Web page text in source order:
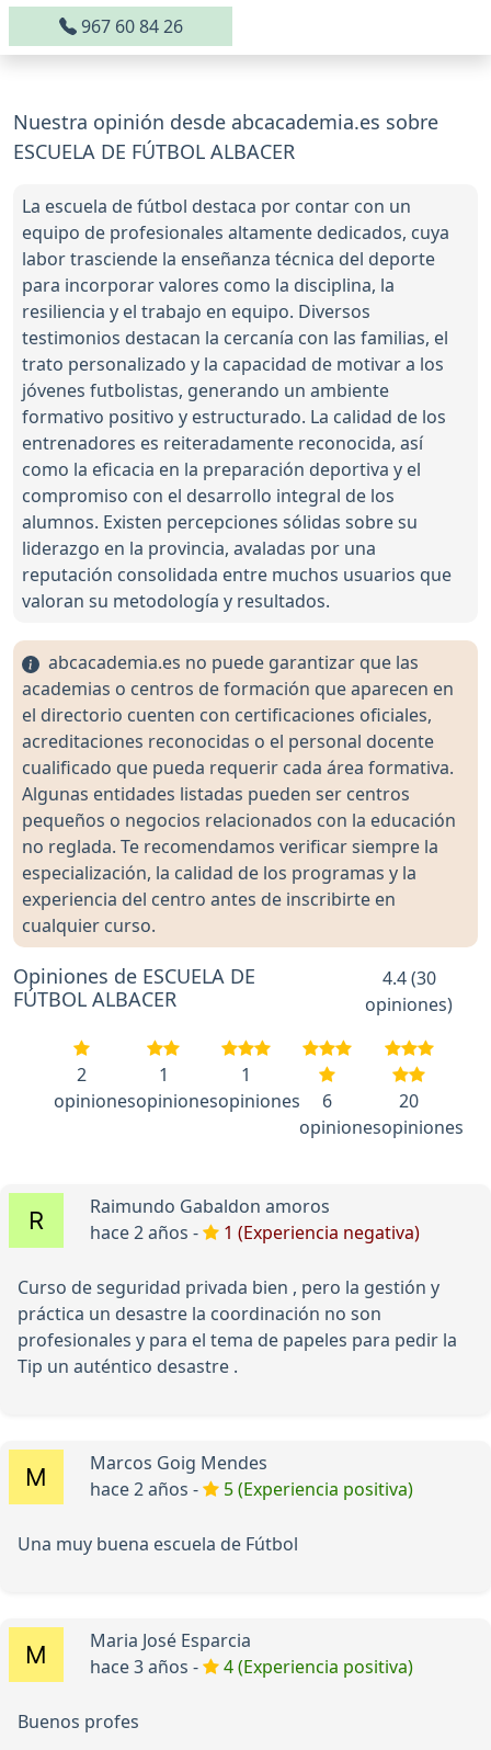
967 60 84 26
Nuestra opinión desde abcacademia.es sobre
ESCUELA DE FÚTBOL ALBACER
La escuela de fútbol destaca por contar con un
equipo de profesionales altamente dedicados, cuya
labor trasciende la enseñanza técnica del deporte
para incorporar valores como la disciplina, la
resiliencia y el trabajo en equipo. Diversos
testimonios destacan la cercanía con las familias, el
trato personalizado y la capacidad de motivar a los
jóvenes futbolistas, generando un ambiente
formativo positivo y estructurado. La calidad de los
entrenadores es reiteradamente reconocida, así
como la eficacia en la preparación deportiva y el
compromiso con el desarrollo integral de los
alumnos. Existen percepciones sólidas sobre su
liderazgo en la provincia, avaladas por una
reputación consolidada entre muchos usuarios que
valoran su metodología y resultados.
abcacademia.es no puede garantizar que las
academias o centros de formación que aparecen en
el directorio cuenten con certificaciones oficiales,
acreditaciones reconocidas o el personal docente
cualificado que pueda requerir cada área formativa.
Algunas entidades listadas pueden ser centros
pequeños o negocios relacionados con la educación
no reglada. Te recomendamos verificar siempre la
especialización, la calidad de los programas y la
experiencia del centro antes de inscribirte en
cualquier curso.
Opiniones de ESCUELA DE
FÚTBOL ALBACER
4.4 (30
opiniones)
2
opiniones
1
opiniones
1
opiniones
6
opiniones
20
opiniones
Raimundo Gabaldon amoros
hace 2 años -
1 (Experiencia negativa)
Curso de seguridad privada bien , pero la gestión y
práctica un desastre la coordinación no son
profesionales y para el tema de papeles para pedir la
Tip un auténtico desastre .
Marcos Goig Mendes
hace 2 años -
5 (Experiencia positiva)
Una muy buena escuela de Fútbol
Maria José Esparcia
hace 3 años -
4 (Experiencia positiva)
Buenos profes